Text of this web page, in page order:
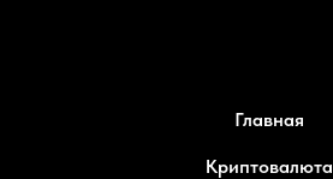
Главная
Криптовалюта